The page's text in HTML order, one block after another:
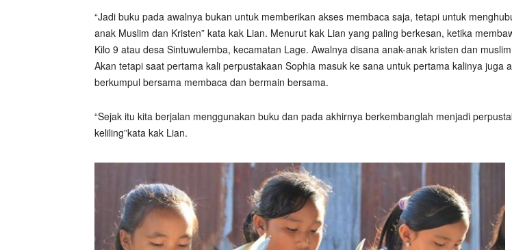
“Jadi buku pada awalnya bukan untuk memberikan akses membaca saja, tetapi untuk
anak Muslim dan Kristen” kata kak Lian. Menurut kak Lian yang paling berkesan, ketika
Kilo 9 atau desa Sintuwulemba, kecamatan Lage. Awalnya disana anak-anak kristen dan
Akan tetapi saat pertama kali perpustakaan Sophia masuk ke sana untuk pertama kalinya juga
berkumpul bersama membaca dan bermain bersama.
“Sejak itu kita berjalan menggunakan buku dan pada akhirnya berkembanglah menjadi
keliling”kata kak Lian.